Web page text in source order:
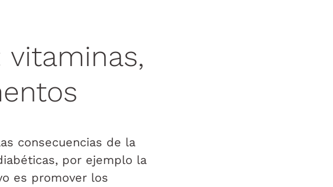
vitaminas,
consecuencias de la
por ejemplo la
es promover los